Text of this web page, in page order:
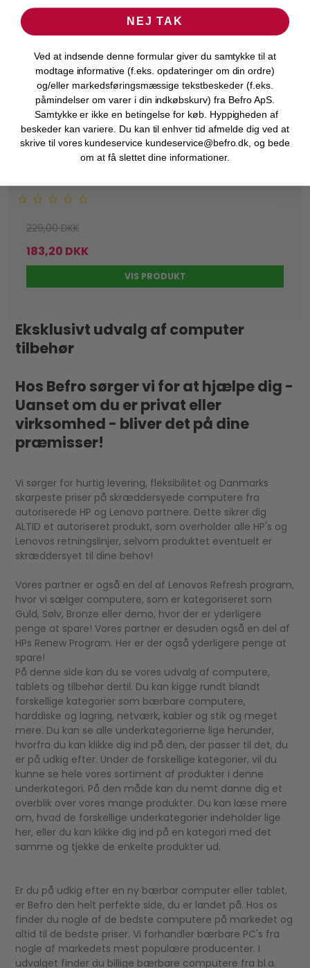
Højde (emballage): 140
Bredde: 100
Oprindelsesland: CH
Forpakningsstørrelse: 1
Leverandør Nr: BY-K1
Forpaknings længde/dybde (mm): 10
229,00 DKK
183,20 DKK
VIS PRODUKT
Eksklusivt udvalg af computer
tilbehør
Hos Befro sørger vi for at hjælpe dig -
Uanset om du er privat eller
virksomhed - bliver det på dine
præmisser!
Vi sørger for hurtig levering, fleksibilitet og Danmarks
skarpeste priser på skræddersyede computere fra
autoriserede HP og Lenovo partnere. Dette sikrer dig
ALTID et autoriseret produkt, som overholder alle HP's og
Lenovos retningslinjer, selvom produktet eventuelt er
skræddersyet til dine behov!
Vores partner er også en del af Lenovos Refresh program,
hvor vi sælger computere, som er kategoriseret som
Guld, Sølv, Bronze eller demo, hvor der er yderligere
penge at spare! Vores partner er desuden også en del af
HPs Renew Program. Her er der også yderligere penge at
spare!
På denne side kan du se vores udvalg af computere,
tablets og tilbehør dertil. Du kan kigge rundt blandt
forskellige kategorier som bærbare computere,
harddiske og lagring, netværk, kabler og stik og meget
mere. Du kan se alle underkategorierne lige herunder,
hvorfra du kan klikke dig ind på den, der passer til det, du
er på udkig efter. Under de forskellige kategorier, vil du
kunne se hele vores sortiment af produkter i denne
underkategori. På den måde kan du nemt danne dig et
overblik over vores mange produkter. Du kan læse mere
om, hvad de forskellige underkategorier indeholder lige
her, eller du kan klikke dig ind på en kategori med det
samme og tjekke de enkelte produkter ud.
Er du på udkig efter en ny bærbar computer eller tablet,
er Befro den helt perfekte side, du er landet på. Hos os
finder du nogle af de bedste computere på markedet og
altid til de bedste priser. Vi forhandler bærbare PC's fra
nogle af markedets mest populære producenter. I
udvalget finder du billige bærbare computere fra bl.a.
NEJ TAK
Ved at indsende denne formular giver du samtykke til at
modtage informative (f.eks. opdateringer om din ordre)
og/eller markedsføringsmæssige tekstbeskeder (f.eks.
påmindelser om varer i din indkøbskurv) fra Befro ApS.
Samtykke er ikke en betingelse for køb. Hyppigheden af
beskeder kan variere. Du kan til enhver tid afmelde dig ved at
skrive til vores kundeservice kundeservice@befro.dk, og bede
om at få slettet dine informationer.